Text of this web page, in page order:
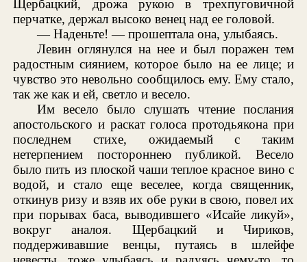
Щербацкий, дрожа рукою в трехпуговичной
перчатке, держал высоко венец над ее головой.
— Наденьте! — прошептала она, улыбаясь.
Левин оглянулся на нее и был поражен тем
радостным сиянием, которое было на ее лице; и
чувство это невольно сообщилось ему. Ему стало,
так же как и ей, светло и весело.
Им весело было слушать чтение послания
апостольского и раскат голоса протодьякона при
последнем стихе, ожидаемый с таким
нетерпением постороннею публикой. Весело
было пить из плоской чаши теплое красное вино с
водой, и стало еще веселее, когда священник,
откинув ризу и взяв их обе руки в свою, повел их
при порывах баса, выводившего «Исайе ликуй»,
вокруг аналоя. Щербацкий и Чириков,
поддерживавшие венцы, путаясь в шлейфе